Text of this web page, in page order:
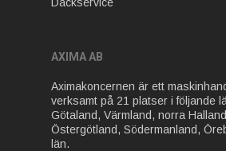
AXIMA AB
Aximakoncernen är ett
verksamt på 21 platser i följande
Götaland, Värmland, norra
Östergötland, Södermanland,
län.